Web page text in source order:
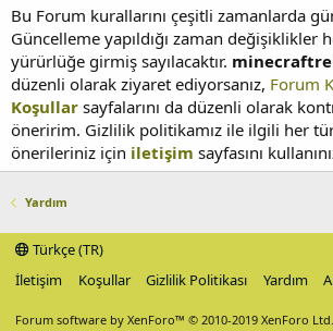
Bu Forum kurallarını çeşitli zamanlarda
Güncelleme yapıldığı zaman değişiklikler
yürürlüğe girmiş sayılacaktır.
düzenli olarak ziyaret ediyorsanız, Forum
Koşullar sayfalarını da düzenli olarak
öneririm. Gizlilik politikamız ile ilgili her
önerileriniz için iletişim sayfasını
Yardım
Türkçe (TR)
İletişim
Koşullar Gizlilik Politikası Yardım
Forum software by XenForo™ © 2010-2019 XenForo Ltd.